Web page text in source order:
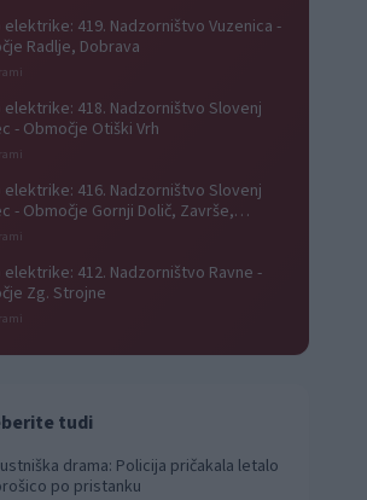
elektrike: 419. Nadzorništvo Vuzenica -
Radlje, Dobrava
elektrike: 418. Nadzorništvo Slovenj
- Območje Otiški Vrh
elektrike: 416. Nadzorništvo Slovenj
- Območje Gornji Dolič, Završe,
Tolsti vrh pri Mislinji, Srednji Dolič,
elektrike: 412. Nadzorništvo Ravne -
Zg. Strojne
tudi
drama: Policija pričakala letalo
po pristanku